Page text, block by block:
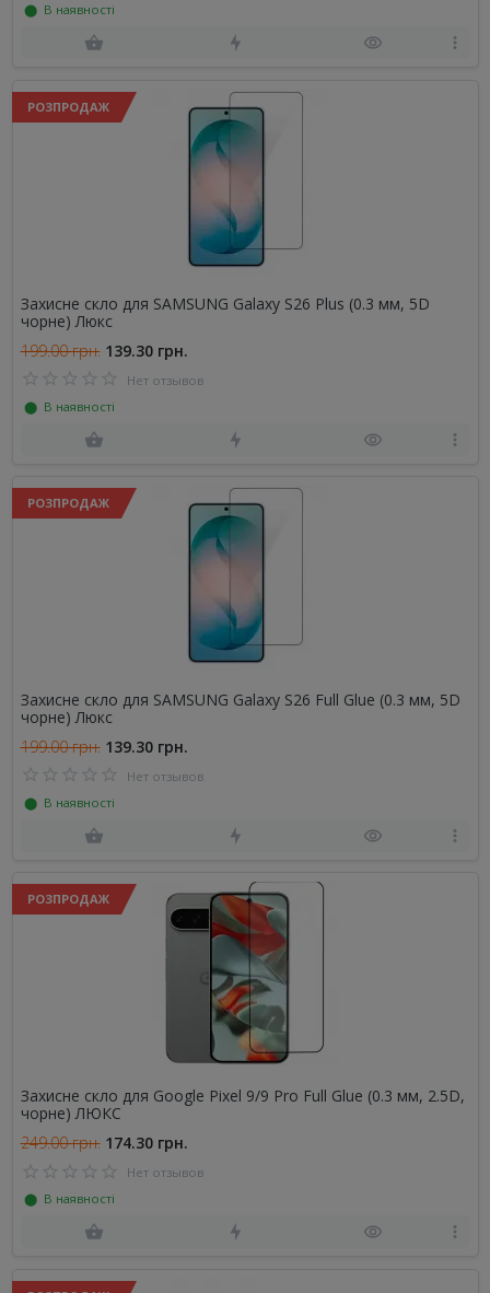
⬤ В наявності
РОЗПРОДАЖ
Захисне скло для SAMSUNG Galaxy S26 Plus (0.3 мм, 5D
чорне) Люкс
199.00 грн. 139.30 грн.
Нет отзывов
⬤ В наявності
РОЗПРОДАЖ
Захисне скло для SAMSUNG Galaxy S26 Full Glue (0.3 мм, 5D
чорне) Люкс
199.00 грн. 139.30 грн.
Нет отзывов
⬤ В наявності
РОЗПРОДАЖ
Захисне скло для Google Pixel 9/9 Pro Full Glue (0.3 мм, 2.5D,
чорне) ЛЮКС
249.00 грн. 174.30 грн.
Нет отзывов
⬤ В наявності